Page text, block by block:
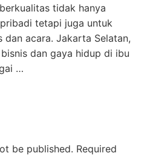
tidak hanya
tetapi juga untuk
dan acara. Jakarta Selatan,
dan gaya hidup di ibu
…
be published. Required